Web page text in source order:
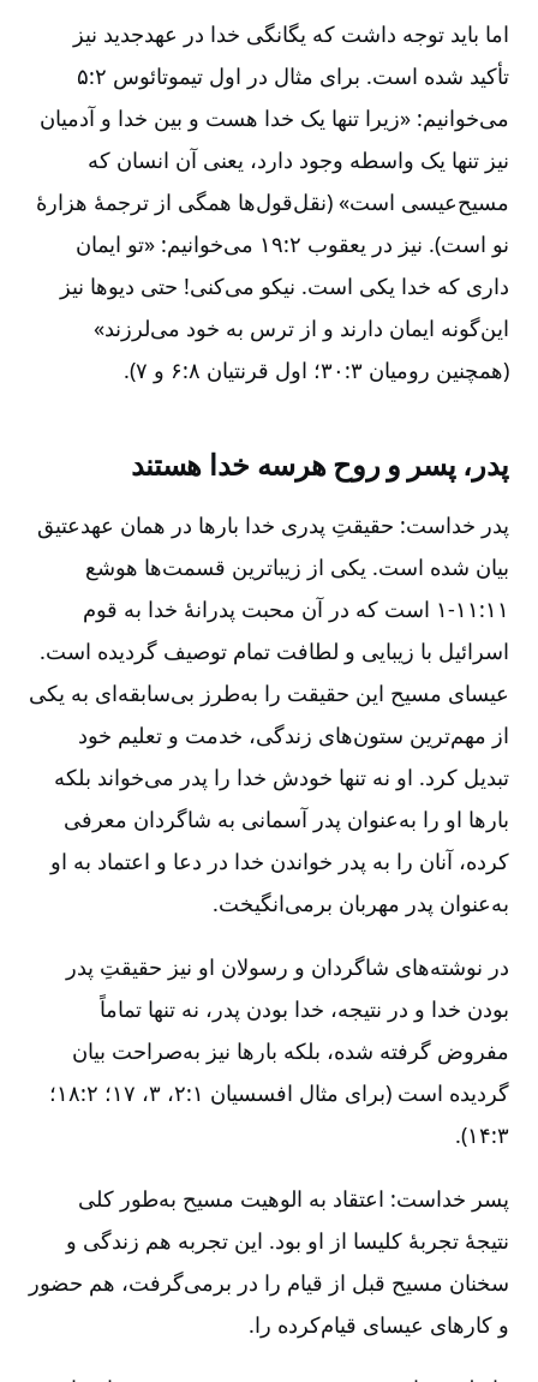
اما باید توجه داشت که یگانگی خدا در عهدجدید نیز
تأکید شده است. برای مثال در اول تیموتائوس ۲‏:۵
می‌خوانیم: «زیرا تنها یک خدا هست و بین خدا و آدمیان
نیز تنها یک واسطه وجود دارد، یعنی آن انسان که
مسیح‌عیسی است» (نقل‌قول‌ها همگی از ترجمۀ هزارۀ
نو است). نیز در یعقوب ۲‏:۱۹ می‌خوانیم: «تو ایمان
داری که خدا یکی است. نیکو می‌کنی! حتی دیوها نیز
این‌گونه ایمان دارند و از ترس به خود می‌لرزند»
(همچنین رومیان ۳‏:۳۰؛ اول قرنتیان ۸‏:۶ و ۷).
پدر، پسر و روح هرسه خدا هستند
پدر خداست: حقیقتِ پدری خدا بارها در همان عهدعتیق
بیان شده است. یکی از زیباترین قسمت‌ها هوشع
۱۱‏:۱-۱۱ است که در آن محبت پدرانۀ خدا به قوم
اسرائیل با زیبایی و لطافت تمام توصیف گردیده است.
عیسای مسیح این حقیقت را به‌‌طرز بی‌سابقه‌ای به یکی
از مهم‌ترین ستون‌های زندگی، خدمت و تعلیم خود
تبدیل کرد. او نه تنها خودش خدا را پدر می‌خواند بلکه
بارها او را به‌‌عنوان پدر آسمانی به شاگردان معرفی
کرده، آنان را به پدر خواندن خدا در دعا و اعتماد به او
به‌‌عنوان پدر مهربان برمی‌انگیخت.
در نوشته‌های شاگردان و رسولان او نیز حقیقتِ پدر
بودن خدا و در نتیجه، خدا بودن پدر، نه تنها تماماً
مفروض گرفته شده، بلکه بارها نیز به‌‌صراحت بیان
گردیده است (برای مثال افسسیان ۱:‏۲، ۳، ۱۷؛ ۲:‏۱۸؛
۳:‏۱۴).
پسر خداست: اعتقاد به الوهیت مسیح به‌طور کلی
نتیجۀ تجربۀ کلیسا از او بود. این تجربه هم زندگی و
سخنان مسیح قبل از قیام را در برمی‌گرفت، هم حضور
و کارهای عیسای قیام‌کرده را.